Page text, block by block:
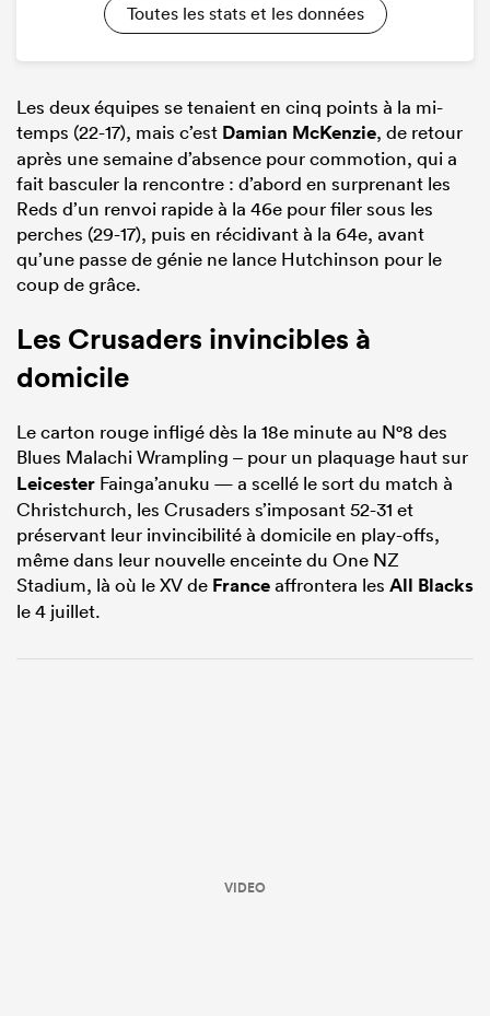
Toutes les stats et les données
Les deux équipes se tenaient en cinq points à la mi-
temps (22-17), mais c’est Damian McKenzie, de retour
après une semaine d’absence pour commotion, qui a
fait basculer la rencontre : d’abord en surprenant les
Reds d’un renvoi rapide à la 46e pour filer sous les
perches (29-17), puis en récidivant à la 64e, avant
qu’une passe de génie ne lance Hutchinson pour le
coup de grâce.
Les Crusaders invincibles à
domicile
Le carton rouge infligé dès la 18e minute au N°8 des
Blues Malachi Wrampling – pour un plaquage haut sur
Leicester Fainga’anuku — a scellé le sort du match à
Christchurch, les Crusaders s’imposant 52-31 et
préservant leur invincibilité à domicile en play-offs,
même dans leur nouvelle enceinte du One NZ
Stadium, là où le XV de Franceaffrontera les All Blacks
le 4 juillet.
VIDEO